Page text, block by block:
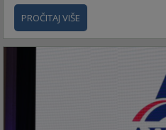
PROČITAJ VIŠE